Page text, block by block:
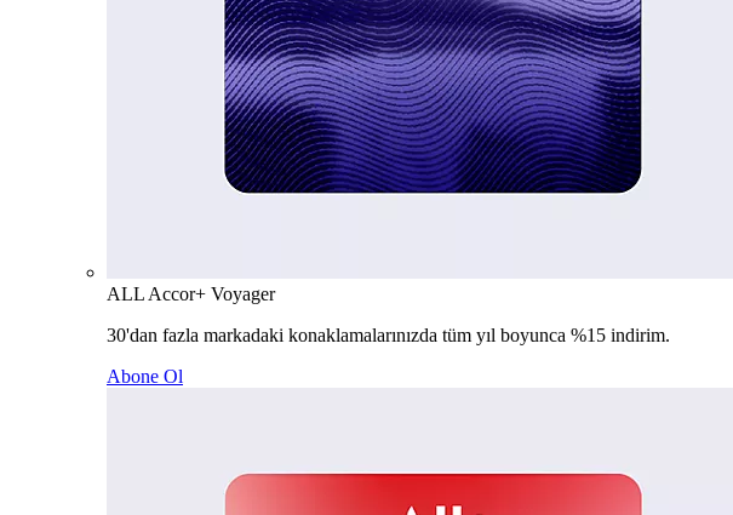
ALL Accor+ Voyager
30'dan fazla markadaki konaklamalarınızda tüm yıl boyunca %15 indirim.
Abone Ol